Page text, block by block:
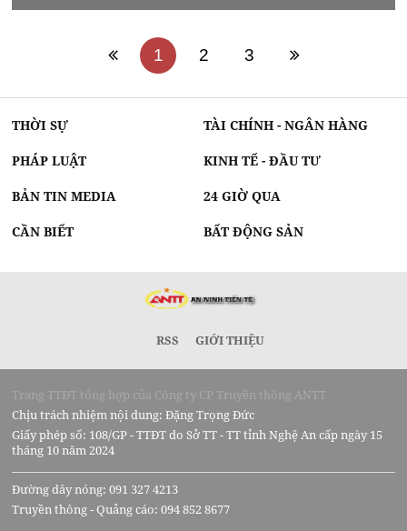
1 2 3
THỜI SỰ TÀI CHÍNH - NGÂN HÀNG
PHÁP LUẬT KINH TẾ - ĐẦU TƯ
BẢN TIN MEDIA 24 GIỜ QUA
CẦN BIẾT BẤT ĐỘNG SẢN
RSS GIỚI THIỆU
Trang TTĐT tổng hợp của Công ty CP Truyền thông ANTT
Chịu trách nhiệm nội dung: Đặng Trọng Đức
Giấy phép số: 108/GP - TTĐT do Sở TT - TT tỉnh Nghệ An cấp ngày 15
tháng 10 năm 2024
Đường dây nóng: 091 327 4213
Truyền thông - Quảng cáo: 094 852 8677